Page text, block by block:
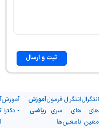
ثبت و ارسال
انتگرال
های
معین
انتگرال
های
نامعین
فرمول
سری
ها
آموزش
ریاضی
آموزش
- دکترا